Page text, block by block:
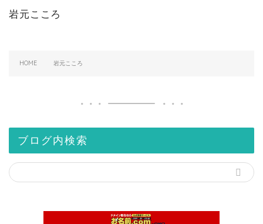
岩元こころ
HOME 岩元こころ
ブログ内検索